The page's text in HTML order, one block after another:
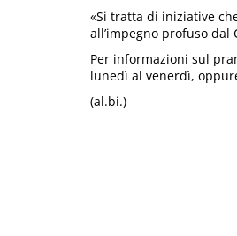
«Si tratta di iniziative
all’impegno profuso dal
Per informazioni sul
lunedì al venerdì,
(al.bi.)